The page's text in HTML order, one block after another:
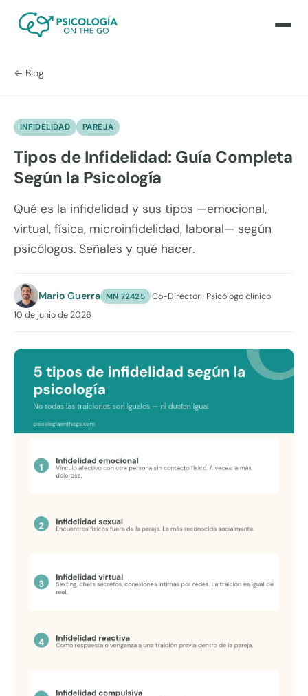
← Blog
INFIDELIDAD PAREJA
Tipos de Infidelidad: Guía Completa
Según la Psicología
Qué es la infidelidad y sus tipos —emocional,
virtual, física, microinfidelidad, laboral— según
psicólogos. Señales y qué hacer.
Mario Guerra MN 72425 ·Co-Director · Psicólogo clínico
10 de junio de 2026